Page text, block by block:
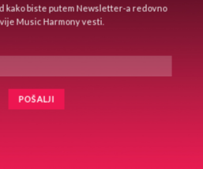
kako biste putem Newsletter-a redovno
Music Harmony vesti.